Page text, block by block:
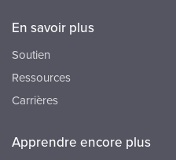
En savoir plus
Soutien
Ressources
Carrières
Apprendre encore plus